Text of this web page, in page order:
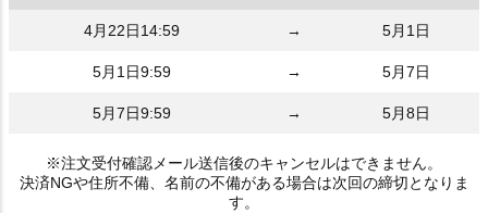
4月22日14:59 → 5月1日
5月1日9:59 → 5月7日
5月7日9:59 → 5月8日
※注文受付確認メール送信後のキャンセルはできません。
決済NGや住所不備、名前の不備がある場合は次回の締切となりま
す。